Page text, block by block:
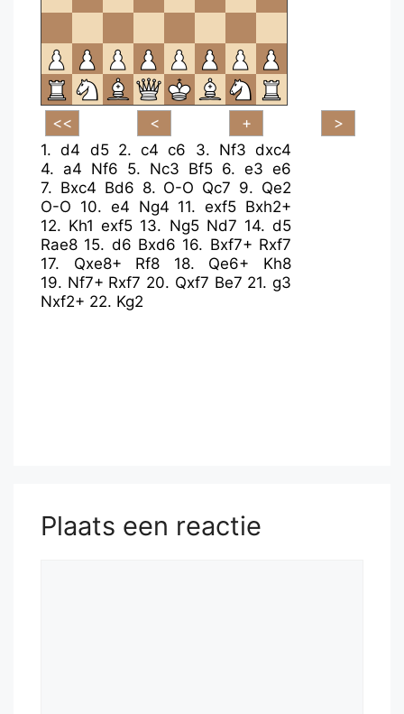
1.d4 d5 2. c4 c6 3. Nf3 dxc4
4. a4 Nf6 5. Nc3 Bf5 6. e3 e6
7. Bxc4 Bd6 8. O-O Qc7 9. Qe2
O-O 10. e4 Ng4 11.exf5 Bxh2+
12. Kh1 exf5 13. Ng5 Nd7 14.d5
Rae8 15. d6 Bxd6 16. Bxf7+ Rxf7
17. Qxe8+ Rf8 18. Qe6+
Kh8
19. Nf7+ Rxf7 20. Qxf7 Be7 21.g3
Nxf2+ 22. Kg2
Plaats een reactie